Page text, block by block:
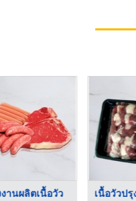
านผลิตเนื้อวัว